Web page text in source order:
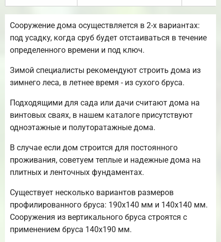
Сооружение дома осуществляется в 2-х вариантах:
под усадку, когда сруб будет отстаиваться в течение
определенного времени и под ключ.
Зимой специалисты рекомендуют строить дома из
зимнего леса, в летнее время - из сухого бруса.
Подходящими для сада или дачи считают дома на
винтовых сваях, в нашем каталоге присутствуют
одноэтажные и полуторатажные дома.
В случае если дом строится для постоянного
проживания, советуем теплые и надежные дома на
плитных и ленточных фундаментах.
Существует несколько вариантов размеров
профилированного бруса: 190х140 мм и 140х140 мм.
Сооружения из вертикального бруса строятся с
применением бруса 140х190 мм.